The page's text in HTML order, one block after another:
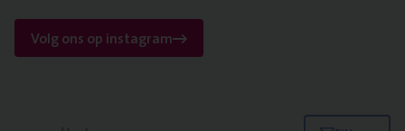
Volg ons op instagram